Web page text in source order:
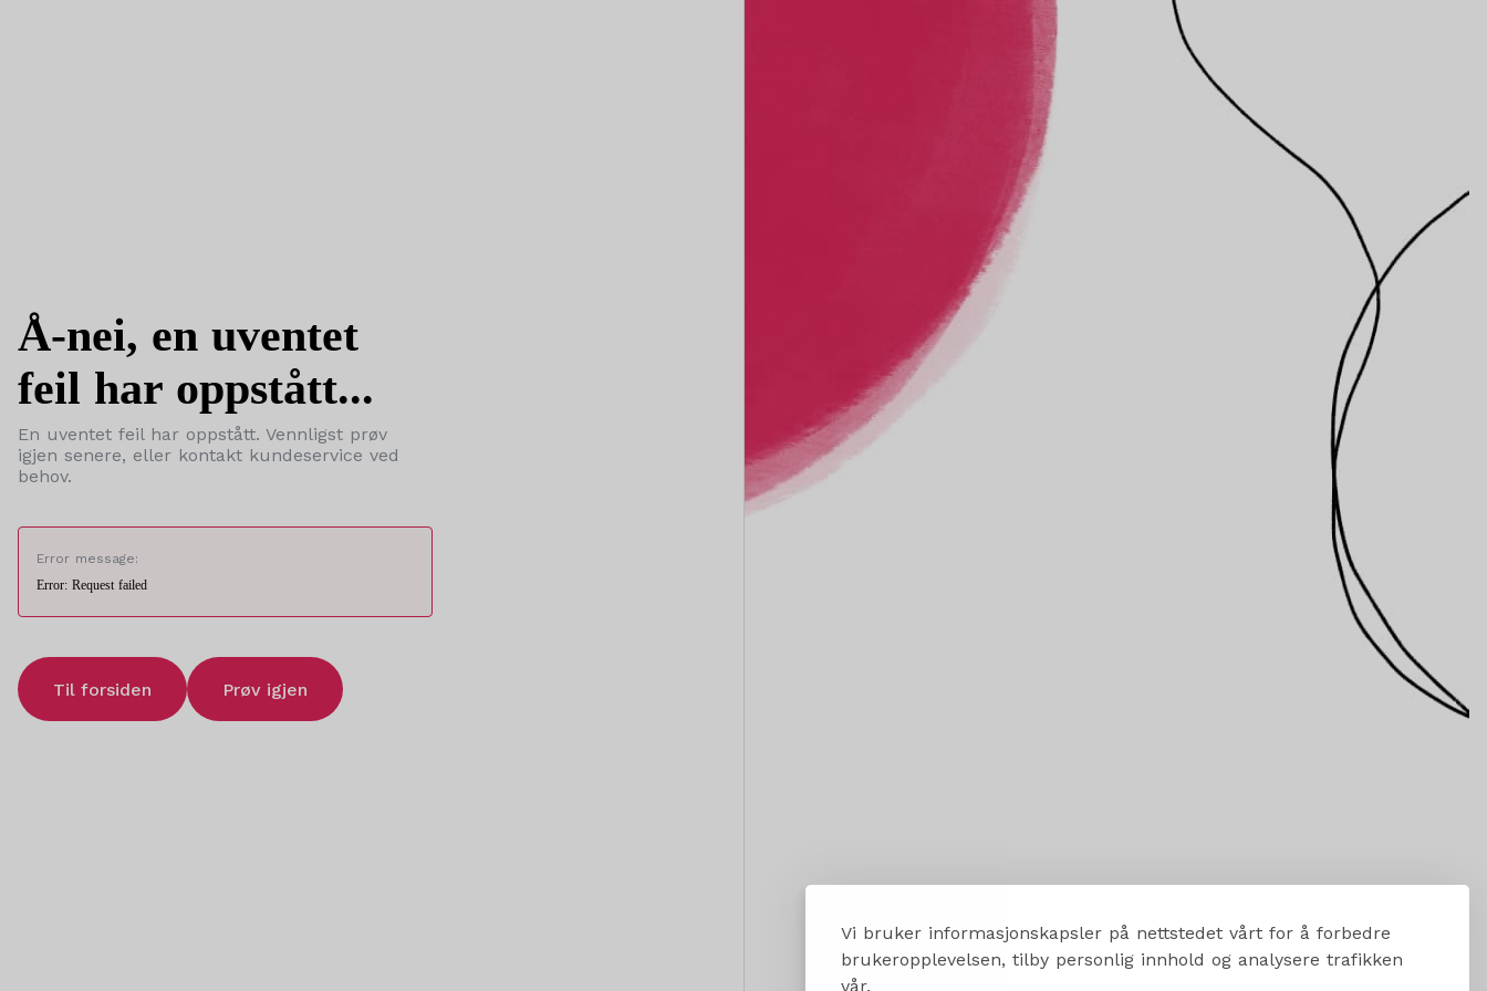
Vi bruker informasjonskapsler på nettstedet vårt for å forbedre
brukeropplevelsen, tilby personlig innhold og analysere trafikken
vår.
Å-nei, en uventet
feil har oppstått...
En uventet feil har oppstått. Vennligst prøv
igjen senere, eller kontakt kundeservice ved
behov.
Error message:
Error: Request failed
Til forsiden Prøv igjen